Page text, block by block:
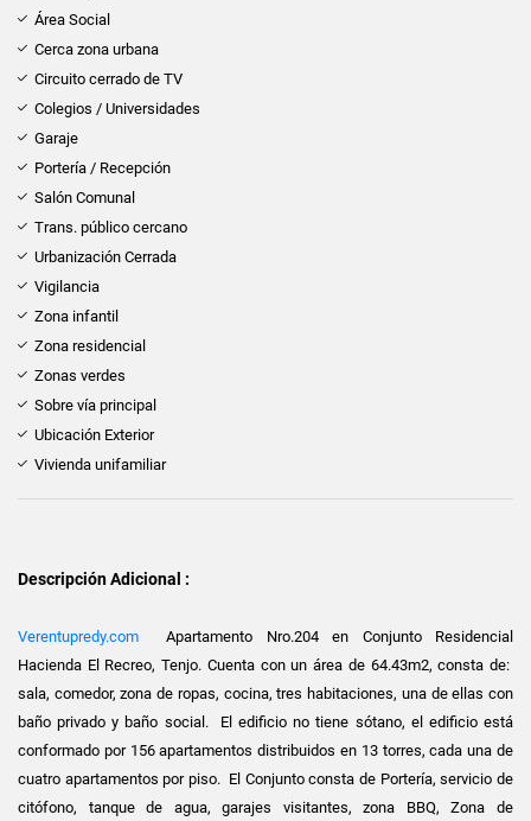
Área Social
Cerca zona urbana
Circuito cerrado de TV
Colegios / Universidades
Garaje
Portería / Recepción
Salón Comunal
Trans. público cercano
Urbanización Cerrada
Vigilancia
Zona infantil
Zona residencial
Zonas verdes
Sobre vía principal
Ubicación Exterior
Vivienda unifamiliar
Descripción Adicional :
Verentupredy.com Apartamento Nro.204 en Conjunto Residencial
Hacienda El Recreo, Tenjo. Cuenta con un área de 64.43m2, consta de:
sala, comedor, zona de ropas, cocina, tres habitaciones, una de ellas con
baño privado y baño social. El edificio no tiene sótano, el edificio está
conformado por 156 apartamentos distribuidos en 13 torres, cada una de
cuatro apartamentos por piso. El Conjunto consta de Portería, servicio de
citófono, tanque de agua, garajes visitantes, zona BBQ, Zona de